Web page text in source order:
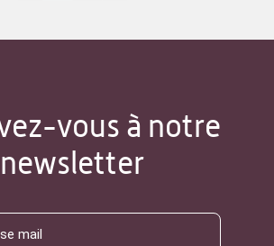
vous à notre
newsletter